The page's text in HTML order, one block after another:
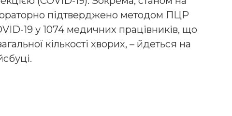
підтверджено методом ПЦР
19 у 1074 медичних працівників, що
кількості хворих, – йдеться на